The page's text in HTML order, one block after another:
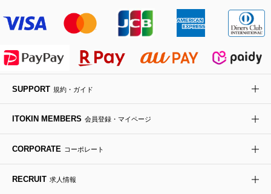
MK MICHEL KLEIN BAG
HIROKO KOSHINO
ライダースジャケット
デニムジャケット
ダウンジャケット・コート
ハンカチ・バンダナ
手袋
チャーム・ストラップ
バックパック・リュック
ボディバッグ・メッセンジャーバッグ
トラベルバッグ
フラットシューズ
ローファー
ドレスシューズ
カサブランカ・カラー
ラナンキュラス
ポプリアレンジ＆フレグランス
SUPPORT 規約・ガイド
ITOKIN MEMBERS 会員登録・マイページ
CORPORATE コーポレート
RECRUIT 求人情報